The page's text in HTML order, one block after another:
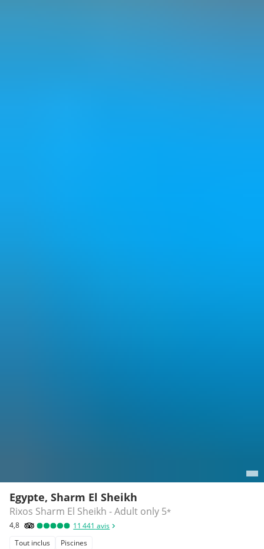
Egypte, Sharm El Sheikh
Rixos Sharm El Sheikh - Adult only 5*
4,8 11 441 avis
Tout inclus
Piscines